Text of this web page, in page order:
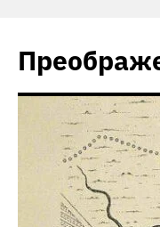
content